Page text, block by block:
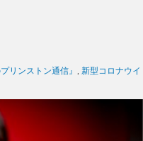
リンストン通信』
新型コロナウイ